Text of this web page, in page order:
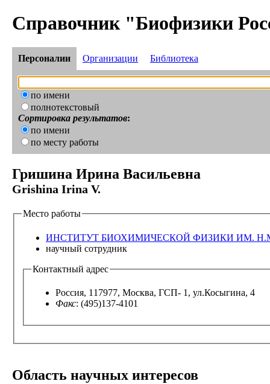
Справочник "Биофизики
Персоналии Организации Библиотека
по имени
полнотекстовый
Сортировка результатов:
по имени
по месту работы
Гришина Ирина Васильевна
Grishina Irina V.
Место работы
ИНСТИТУТ БИОХИМИЧЕСКОЙ ФИЗИКИ ИМ.
научный сотрудник
Контактный адрес
Россия, 117977, Москва, ГСП- 1, ул.Косыгина, 4
Факс: (495)137-4101
Область научных интересов